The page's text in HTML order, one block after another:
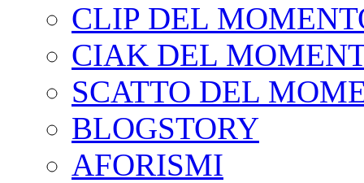
CLIP DEL
CIAK DEL
SCATTO DEL
BLOGSTORY
AFORISMI